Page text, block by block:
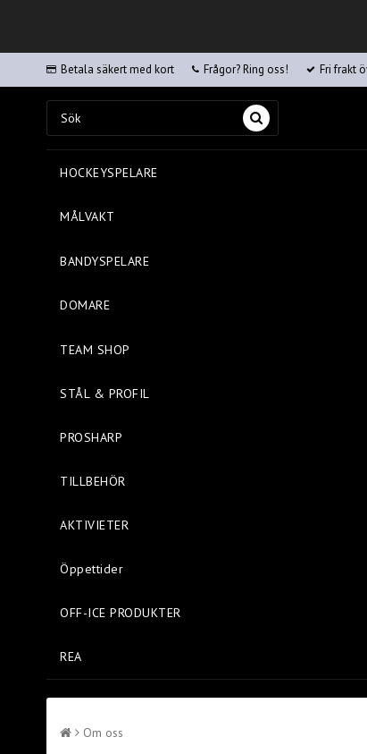
Betala säkert med kort Frågor? Ring oss! Fri frakt
HOCKEYSPELARE
MÅLVAKT
BANDYSPELARE
DOMARE
TEAM SHOP
STÅL & PROFIL
PROSHARP
TILLBEHÖR
AKTIVIETER
Öppettider
OFF-ICE PRODUKTER
REA
Om oss